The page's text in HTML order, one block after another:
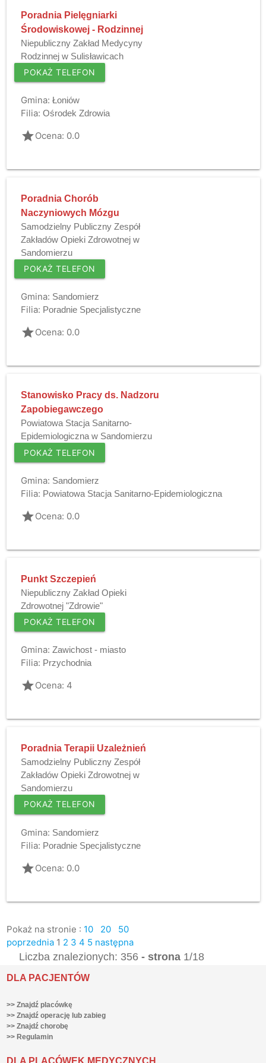
Poradnia Pielęgniarki
Środowiskowej - Rodzinnej
Niepubliczny Zakład Medycyny
Rodzinnej w Sulisławicach
POKAŻ TELEFON
Gmina: Łoniów
Filia: Ośrodek Zdrowia
gradeOcena: 0.0
Poradnia Chorób
Naczyniowych Mózgu
Samodzielny Publiczny Zespół
Zakładów Opieki Zdrowotnej w
Sandomierzu
POKAŻ TELEFON
Gmina: Sandomierz
Filia: Poradnie Specjalistyczne
gradeOcena: 0.0
Stanowisko Pracy ds. Nadzoru
Zapobiegawczego
Powiatowa Stacja Sanitarno-
Epidemiologiczna w Sandomierzu
POKAŻ TELEFON
Gmina: Sandomierz
Filia: Powiatowa Stacja Sanitarno-Epidemiologiczna
gradeOcena: 0.0
Punkt Szczepień
Niepubliczny Zakład Opieki
Zdrowotnej "Zdrowie"
POKAŻ TELEFON
Gmina: Zawichost - miasto
Filia: Przychodnia
gradeOcena: 4
Poradnia Terapii Uzależnień
Samodzielny Publiczny Zespół
Zakładów Opieki Zdrowotnej w
Sandomierzu
POKAŻ TELEFON
Gmina: Sandomierz
Filia: Poradnie Specjalistyczne
gradeOcena: 0.0
Pokaż na stronie : 10 20
50
poprzednia 1 2 3 4 5 następna
Liczba znalezionych: 356- strona 1/18
DLA PACJENTÓW
>> Znajdź placówkę
>> Znajdź operację lub zabieg
>> Znajdź chorobę
>> Regulamin
DLA PLACÓWEK MEDYCZNYCH